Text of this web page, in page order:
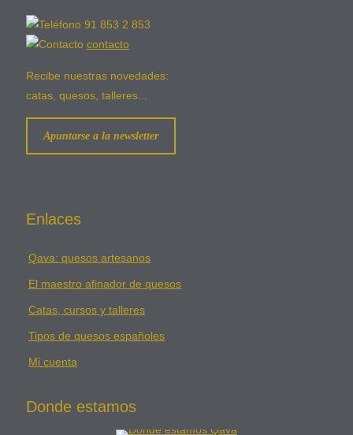
91 853 2 853
contacto
Recibe nuestras novedades:
catas, quesos, talleres...
Apuntarse a la newsletter
Enlaces
Qava: quesos artesanos
El maestro afinador de quesos
Catas, cursos y talleres
Tipos de quesos españoles
Mi cuenta
Donde estamos